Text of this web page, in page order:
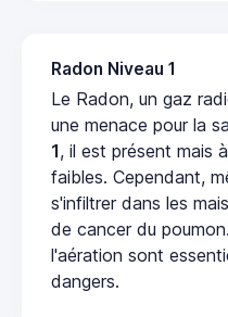
Radon Niveau 1
Le Radon, un gaz
une menace pour la
1, il est présent mais
faibles. Cependant,
s'infiltrer dans les
de cancer du
l'aération sont
dangers.